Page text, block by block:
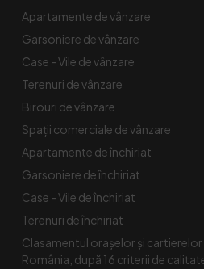
Apartamente de vânzare
Garsoniere de vânzare
Case - Vile de vânzare
Terenuri de vânzare
Birouri de vânzare
Spaţii comerciale de vânzare
Apartamente de închiriat
Garsoniere de închiriat
Case - Vile de închiriat
Terenuri de închiriat
Clasamentul orașelor și cartierelor
România, după 16 criterii de